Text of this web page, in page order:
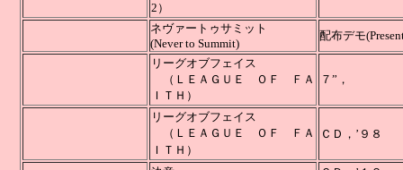
2）
ネヴァートゥサミット
(Never to Summit)
配布デモ
リーグオブフェイス
（ＬＥＡＧＵＥ ＯＦ ＦＡ
ＩＴＨ）
リーグオブフェイス
（ＬＥＡＧＵＥ ＯＦ ＦＡ
ＩＴＨ）
ＣＤ，’９８